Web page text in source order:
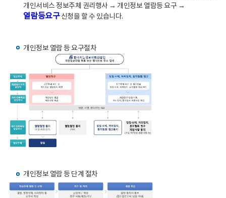
개인서비스 정보주체 권리행사 → 개인정보 열람등 요구 →
열람등요구신청을 할 수 있습니다.
개인정보 열람 등 요구절차
개인정보 열람 등 단계 절차